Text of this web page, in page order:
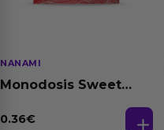
NANAMI
Monodosis Sweet
0.36€